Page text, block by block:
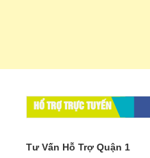
HỔ TRỢ TRỰC TUYẾN
Tư Vấn Hỗ Trợ Quận 1